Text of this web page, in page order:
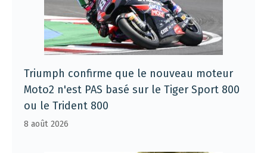
Triumph confirme que le nouveau moteur
Moto2 n'est PAS basé sur le Tiger Sport 800
ou le Trident 800
8 août 2026